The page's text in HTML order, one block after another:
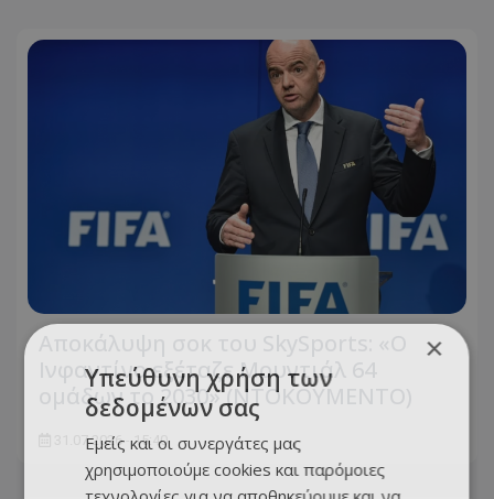
Ινφαντίνο εξέταζε Μουντιάλ 64
ομάδων το 2030» (ΝΤΟΚΟΥΜΕΝΤΟ)
31.07.2026 - 15:40
×
Υπεύθυνη χρήση των
δεδομένων σας
Εμείς και οι συνεργάτες μας
χρησιμοποιούμε cookies και παρόμοιες